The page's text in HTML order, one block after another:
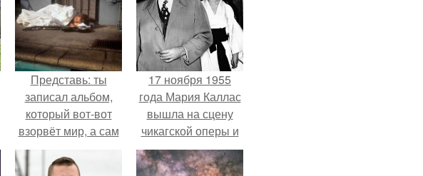
Представь: ты
записал альбом,
который вот-вот
взорвёт мир, а сам
в этот момент
ночуешь в машине.
17 ноября 1955
года Мария Каллас
вышла на сцену
чикагской оперы и
сорвала овации.